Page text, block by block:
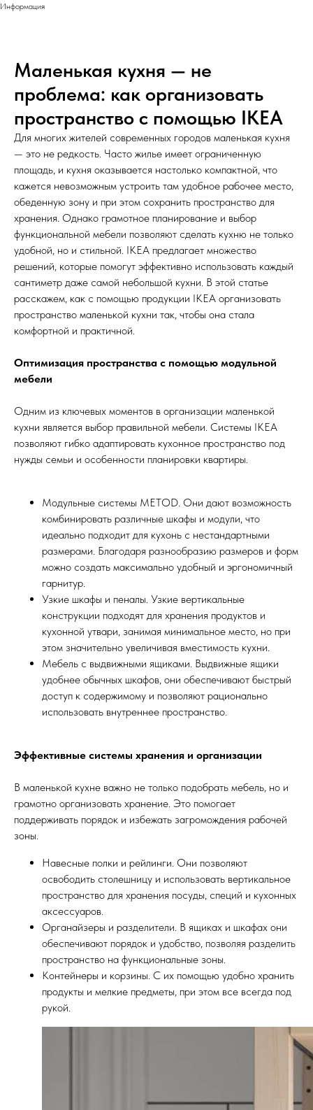
Информация
Маленькая кухня — не
проблема: как организовать
пространство с помощью IKEA
Для многих жителей современных городов маленькая кухня
— это не редкость. Часто жилье имеет ограниченную
площадь, и кухня оказывается настолько компактной, что
кажется невозможным устроить там удобное рабочее место,
обеденную зону и при этом сохранить пространство для
хранения. Однако грамотное планирование и выбор
функциональной мебели позволяют сделать кухню не только
удобной, но и стильной. IKEA предлагает множество
решений, которые помогут эффективно использовать каждый
сантиметр даже самой небольшой кухни. В этой статье
расскажем, как с помощью продукции IKEA организовать
пространство маленькой кухни так, чтобы она стала
комфортной и практичной.
Оптимизация пространства с помощью модульной
мебели
Одним из ключевых моментов в организации маленькой
кухни является выбор правильной мебели. Системы IKEA
позволяют гибко адаптировать кухонное пространство под
нужды семьи и особенности планировки квартиры.
Модульные системы METOD. Они дают возможность
комбинировать различные шкафы и модули, что
идеально подходит для кухонь с нестандартными
размерами. Благодаря разнообразию размеров и форм
можно создать максимально удобный и эргономичный
гарнитур.
Узкие шкафы и пеналы. Узкие вертикальные
конструкции подходят для хранения продуктов и
кухонной утвари, занимая минимальное место, но при
этом значительно увеличивая вместимость кухни.
Мебель с выдвижными ящиками. Выдвижные ящики
удобнее обычных шкафов, они обеспечивают быстрый
доступ к содержимому и позволяют рационально
использовать внутреннее пространство.
Эффективные системы хранения и организации
В маленькой кухне важно не только подобрать мебель, но и
грамотно организовать хранение. Это помогает
поддерживать порядок и избежать загромождения рабочей
зоны.
Навесные полки и рейлинги. Они позволяют
освободить столешницу и использовать вертикальное
пространство для хранения посуды, специй и кухонных
аксессуаров.
Органайзеры и разделители. В ящиках и шкафах они
обеспечивают порядок и удобство, позволяя разделить
пространство на функциональные зоны.
Контейнеры и корзины. С их помощью удобно хранить
продукты и мелкие предметы, при этом все всегда под
рукой.